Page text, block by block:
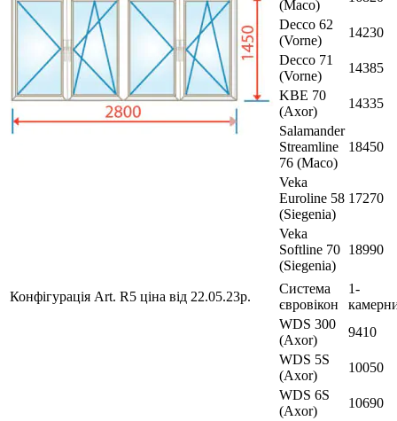
(Maco)
Decco 62
(Vorne)
14230
Decco 71
(Vorne)
14385
KBE 70
(Axor)
14335
Salamander
Streamline
76 (Maco)
18450
Veka
Euroline 58
(Siegenia)
17270
Veka
Softline 70
(Siegenia)
18990
Конфігурація Art. R5 ціна від 22.05.23р.
Система
євровікон
1-
WDS 300
(Axor)
9410
WDS 5S
(Axor)
10050
WDS 6S
(Axor)
10690